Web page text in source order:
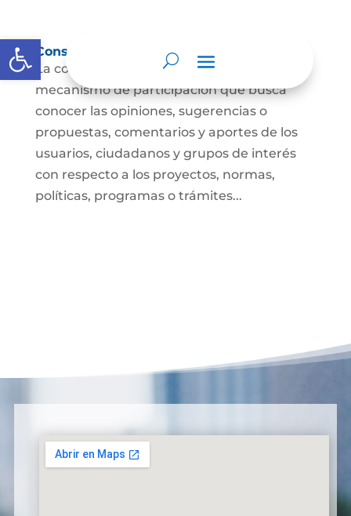
Abrir barra de herramientas
Consulta ciudadana
La consulta a la ciudadanía es un
mecanismo de participación que busca
conocer las opiniones, sugerencias o
propuestas, comentarios y aportes de los
usuarios, ciudadanos y grupos de interés
con respecto a los proyectos, normas,
políticas, programas o trámites...